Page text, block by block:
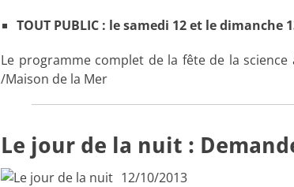
TOUT PUBLIC : le samedi 12 et le
Le programme complet de la fête de la
/Maison de la Mer
Le jour de la nuit :
12/10/2013